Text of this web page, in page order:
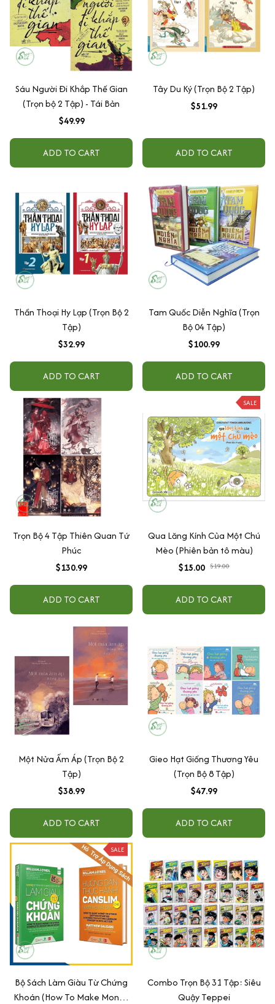
Sáu Người Đi Khắp Thế Gian
(Trọn bộ 2 Tập) - Tái Bản
$49.99
ADD TO CART
Tây Du Ký (Trọn Bộ 2 Tập)
$51.99
ADD TO CART
Thần Thoại Hy Lạp (Trọn Bộ 2
Tập)
$32.99
ADD TO CART
Tam Quốc Diễn Nghĩa (Trọn
Bộ 04 Tập)
$100.99
ADD TO CART
Trọn Bộ 4 Tập Thiên Quan Tứ
Phúc
$130.99
ADD TO CART
SALE
Qua Lăng Kính Của Một Chú
Mèo (Phiên bản tô màu)
$15.00 $19.00
ADD TO CART
Một Nửa Ấm Áp (Trọn Bộ 2
Tập)
$38.99
ADD TO CART
Gieo Hạt Giống Thương Yêu
(Trọn Bộ 8 Tập)
$47.99
ADD TO CART
SALE
Bộ Sách Làm Giàu Từ Chứng
Khoán (How To Make Money
Combo Trọn Bộ 31 Tập: Siêu
Quậy Teppei